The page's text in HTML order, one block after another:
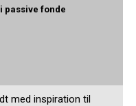
passive fonde
med inspiration til